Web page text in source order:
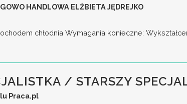
HANDLOWA ELŻBIETA JĘDREJKO
chłodnia Wymagania konieczne:
/ STARSZY
Praca.pl